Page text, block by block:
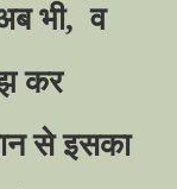
भी, व
कर
से इसका